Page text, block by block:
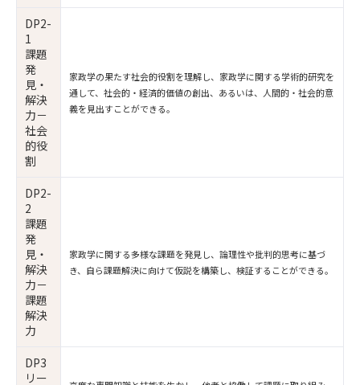
DP2-
1
課題
発
見・
解決
力－
社会
的役
割
家政学の果たす社会的役割を理解し、家政学に関する学術的研究を
通して、社会的・経済的価値の創出、あるいは、人間的・社会的意
義を見出すことができる。
DP2-
2
課題
発
見・
解決
力－
課題
解決
力
家政学に関する多様な課題を発見し、論理性や批判的思考に基づ
き、自ら課題解決に向けて仮説を構築し、検証することができる。
DP3
リー